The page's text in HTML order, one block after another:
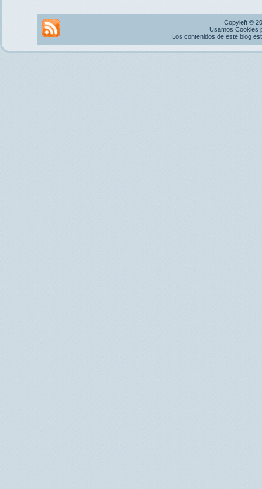
Copyleft ©
Usamos Cookies
Los contenidos de este blog